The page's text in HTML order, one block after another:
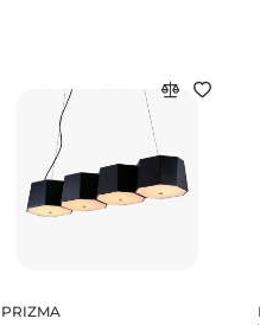
PRIZMA